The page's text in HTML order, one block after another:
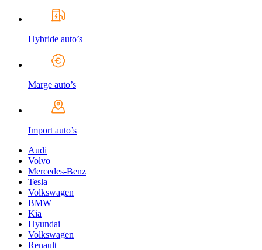
Hybride auto’s
Marge auto’s
Import auto’s
Audi
Volvo
Mercedes-Benz
Tesla
Volkswagen
BMW
Kia
Hyundai
Volkswagen
Renault